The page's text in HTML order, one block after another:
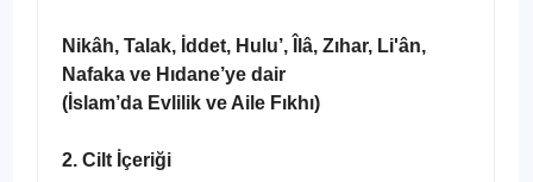
Nikâh, Talak, İddet, Hulu’, Îlâ, Zıhar, Li'ân,
Nafaka ve Hıdane’ye dair
(İslam’da Evlilik ve Aile Fıkhı)
2. Cilt İçeriği